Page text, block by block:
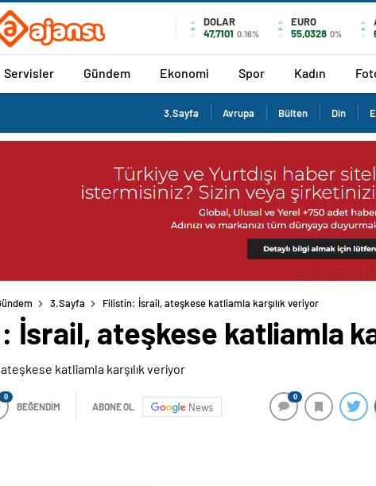
DOLAR
47,7101 0.16%
EURO
55,0328 0%
Servisler Gündem Ekonomi Spor Kadın
3.Sayfa Avrupa Bülten Din
3.Sayfa Filistin: İsrail, ateşkese katliamla karşılık veriyor
İsrail, ateşkese katliamla
0
BEĞENDİM ABONE OL News
0